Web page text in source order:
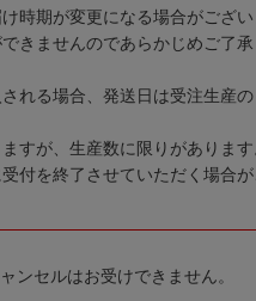
時期が変更になる場合がござい
きませんのであらかじめご了承
れる場合、発送日は受注生産の
すが、生産数に限りがあります
付を終了させていただく場合
ンセルはお受けできません。